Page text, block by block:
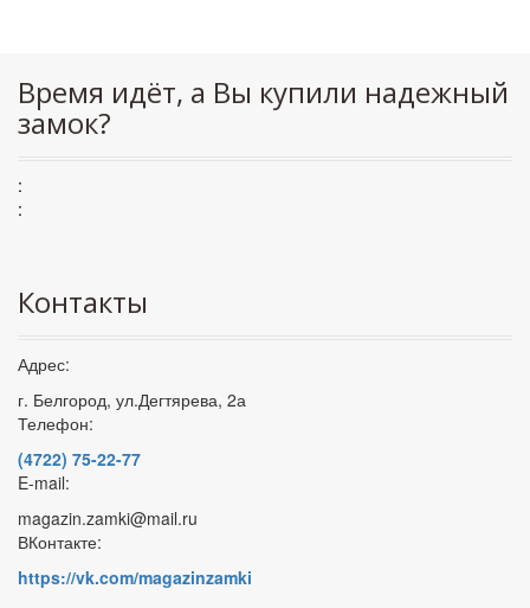
Время идёт, а Вы купили надежный
замок?
:
:
Контакты
Адрес:
г. Белгород, ул.Дегтярева, 2а
Телефон:
(4722) 75-22-77
E-mail:
magazin.zamki@mail.ru
ВКонтакте:
https://vk.com/magazinzamki